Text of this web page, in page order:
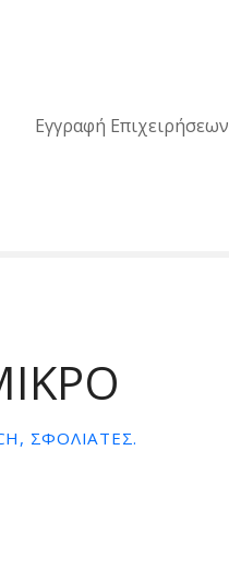
Εγγραφή Επιχειρήσεων
ΣΦΟΛΙΆΤΕΣ.